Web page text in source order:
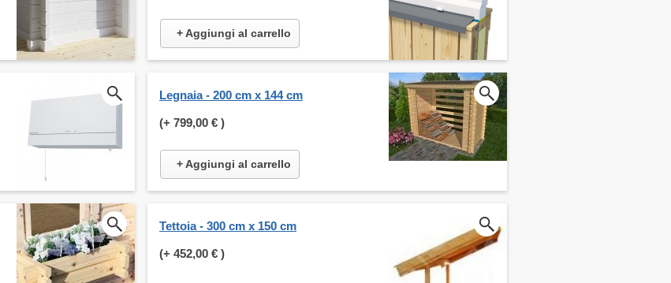
+ Aggiungi al carrello
Legnaia - 200 cm x 144 cm
(+ 799,00 € )
+ Aggiungi al carrello
Tettoia - 300 cm x 150 cm
(+ 452,00 € )